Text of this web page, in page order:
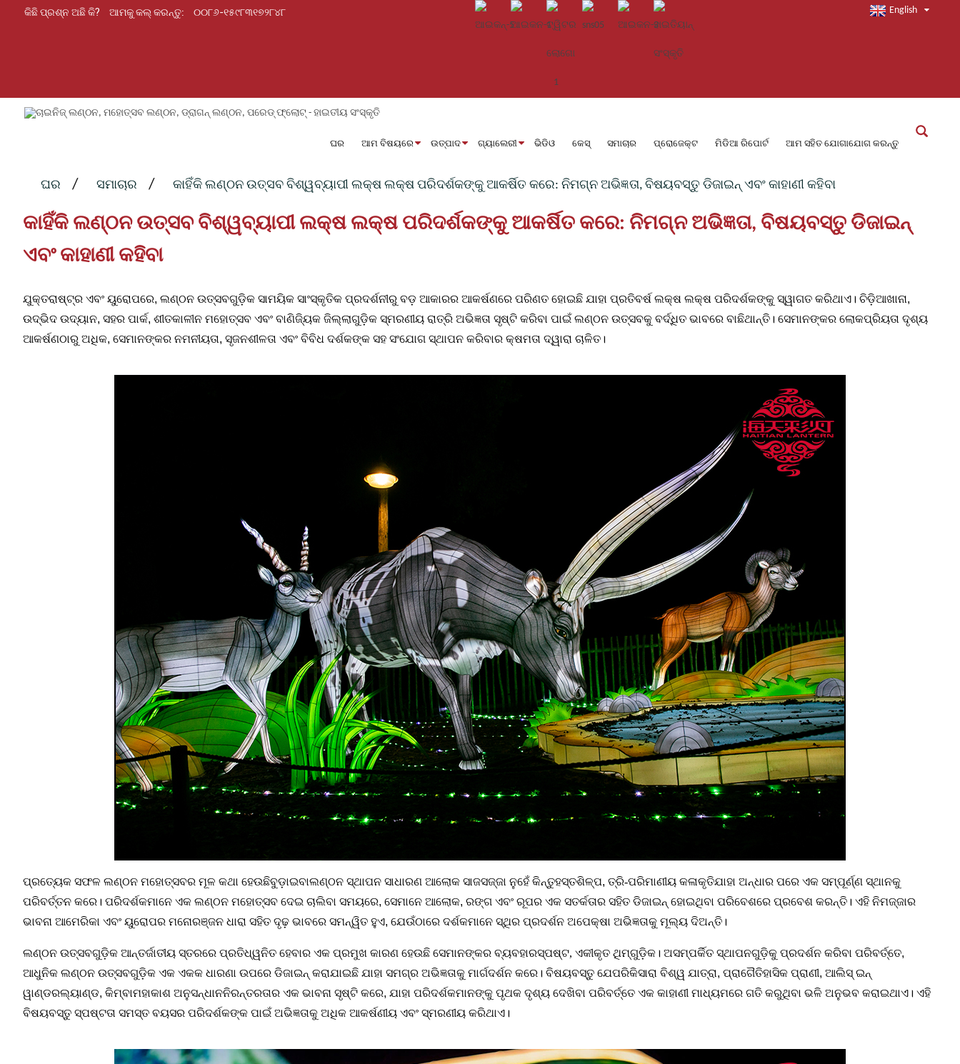
କିଛି ପ୍ରଶ୍ନ ଅଛି କି? ଆମକୁ କଲ୍ କରନ୍ତୁ: ୦୦୮୬-୧୫୯୮୩୧୭୨୮୪୮ English
ଘର ଆମ ବିଷୟରେ ଉତ୍ପାଦ ଗ୍ୟାଲେରୀ ଭିଡିଓ କେସ୍ ସମାଚାର ପ୍ରୋଜେକ୍ଟ ମିଡିଆ ରିପୋର୍ଟ ଆମ ସହିତ ଯୋଗାଯୋଗ କରନ୍ତୁ
ଘର ସମାଚାର କାହିଁକି ଲଣ୍ଠନ ଉତ୍ସବ ବିଶ୍ୱବ୍ୟାପୀ ଲକ୍ଷ ଲକ୍ଷ ପରିଦର୍ଶକଙ୍କୁ ଆକର୍ଷିତ କରେ: ନିମଗ୍ନ ଅଭିଜ୍ଞତା, ବିଷୟବସ୍ତୁ ଡିଜାଇନ୍ ଏବଂ କାହାଣୀ କହିବା
କାହିଁକି ଲଣ୍ଠନ ଉତ୍ସବ ବିଶ୍ୱବ୍ୟାପୀ ଲକ୍ଷ ଲକ୍ଷ ପରିଦର୍ଶକଙ୍କୁ ଆକର୍ଷିତ କରେ: ନିମଗ୍ନ ଅଭିଜ୍ଞତା, ବିଷୟବସ୍ତୁ ଡିଜାଇନ୍
ଏବଂ କାହାଣୀ କହିବା
ଯୁକ୍ତରାଷ୍ଟ୍ର ଏବଂ ୟୁରୋପରେ, ଲଣ୍ଠନ ଉତ୍ସବଗୁଡ଼ିକ ସାମୟିକ ସାଂସ୍କୃତିକ ପ୍ରଦର୍ଶନୀରୁ ବଡ଼ ଆକାରର ଆକର୍ଷଣରେ ପରିଣତ ହୋଇଛି ଯାହା ପ୍ରତିବର୍ଷ ଲକ୍ଷ ଲକ୍ଷ ପରିଦର୍ଶକଙ୍କୁ ସ୍ୱାଗତ କରିଥାଏ। ଚିଡ଼ିଆଖାନା,
ଉଦ୍ଭିଦ ଉଦ୍ୟାନ, ସହର ପାର୍କ, ଶୀତକାଳୀନ ମହୋତ୍ସବ ଏବଂ ବାଣିଜ୍ୟିକ ଜିଲ୍ଲାଗୁଡ଼ିକ ସ୍ମରଣୀୟ ରାତ୍ରି ଅଭିଜ୍ଞତା ସୃଷ୍ଟି କରିବା ପାଇଁ ଲଣ୍ଠନ ଉତ୍ସବକୁ ବର୍ଦ୍ଧିତ ଭାବରେ ବାଛିଥାନ୍ତି। ସେମାନଙ୍କର ଲୋକପ୍ରିୟତା ଦୃଶ୍ୟ
ଆକର୍ଷଣଠାରୁ ଅଧିକ, ସେମାନଙ୍କର ନମନୀୟତା, ସୃଜନଶୀଳତା ଏବଂ ବିବିଧ ଦର୍ଶକଙ୍କ ସହ ସଂଯୋଗ ସ୍ଥାପନ କରିବାର କ୍ଷମତା ଦ୍ୱାରା ଚାଳିତ।
ପ୍ରତ୍ୟେକ ସଫଳ ଲଣ୍ଠନ ମହୋତ୍ସବର ମୂଳ କଥା ହେଉଛିବୁଡ଼ାଇବାଲଣ୍ଠନ ସ୍ଥାପନ ସାଧାରଣ ଆଲୋକ ସାଜସଜ୍ଜା ନୁହେଁ କିନ୍ତୁହସ୍ତଶିଳ୍ପ, ତ୍ରି-ପରିମାଣୀୟ କଳାକୃତିଯାହା ଅନ୍ଧାର ପରେ ଏକ ସମ୍ପୂର୍ଣ୍ଣ ସ୍ଥାନକୁ
ପରିବର୍ତ୍ତନ କରେ। ପରିଦର୍ଶକମାନେ ଏକ ଲଣ୍ଠନ ମହୋତ୍ସବ ଦେଇ ଚାଲିବା ସମୟରେ, ସେମାନେ ଆଲୋକ, ରଙ୍ଗ ଏବଂ ରୂପର ଏକ ସତର୍କତାର ସହିତ ଡିଜାଇନ୍ ହୋଇଥିବା ପରିବେଶରେ ପ୍ରବେଶ କରନ୍ତି। ଏହି ନିମଜ୍ଜାର
ଭାବନା ଆମେରିକା ଏବଂ ୟୁରୋପର ମନୋରଞ୍ଜନ ଧାରା ସହିତ ଦୃଢ଼ ଭାବରେ ସମନ୍ୱିତ ହୁଏ, ଯେଉଁଠାରେ ଦର୍ଶକମାନେ ସ୍ଥିର ପ୍ରଦର୍ଶନ ଅପେକ୍ଷା ଅଭିଜ୍ଞତାକୁ ମୂଲ୍ୟ ଦିଅନ୍ତି।
ଲଣ୍ଠନ ଉତ୍ସବଗୁଡ଼ିକ ଆନ୍ତର୍ଜାତୀୟ ସ୍ତରରେ ପ୍ରତିଧ୍ୱନିତ ହେବାର ଏକ ପ୍ରମୁଖ କାରଣ ହେଉଛି ସେମାନଙ୍କର ବ୍ୟବହାରସ୍ପଷ୍ଟ, ଏକୀକୃତ ଥିମ୍‌ଗୁଡ଼ିକ । ଅସମ୍ପର୍କିତ ସ୍ଥାପନଗୁଡ଼ିକୁ ପ୍ରଦର୍ଶନ କରିବା ପରିବର୍ତ୍ତେ,
ଆଧୁନିକ ଲଣ୍ଠନ ଉତ୍ସବଗୁଡ଼ିକ ଏକ ଏକକ ଧାରଣା ଉପରେ ଡିଜାଇନ୍ କରାଯାଇଛି ଯାହା ସମଗ୍ର ଅଭିଜ୍ଞତାକୁ ମାର୍ଗଦର୍ଶନ କରେ। ବିଷୟବସ୍ତୁ ଯେପରିକିସାରା ବିଶ୍ୱ ଯାତ୍ରା, ପ୍ରାଗୈତିହାସିକ ପ୍ରାଣୀ, ଆଲିସ୍ ଇନ୍
ୱାଣ୍ଡରଲ୍ୟାଣ୍ଡ, କିମ୍ବାମହାକାଶ ଅନୁସନ୍ଧାନନିରନ୍ତରତାର ଏକ ଭାବନା ସୃଷ୍ଟି କରେ, ଯାହା ପରିଦର୍ଶକମାନଙ୍କୁ ପୃଥକ ଦୃଶ୍ୟ ଦେଖିବା ପରିବର୍ତ୍ତେ ଏକ କାହାଣୀ ମାଧ୍ୟମରେ ଗତି କରୁଥିବା ଭଳି ଅନୁଭବ କରାଇଥାଏ। ଏହି
ବିଷୟବସ୍ତୁ ସ୍ପଷ୍ଟତା ସମସ୍ତ ବୟସର ପରିଦର୍ଶକଙ୍କ ପାଇଁ ଅଭିଜ୍ଞତାକୁ ଅଧିକ ଆକର୍ଷଣୀୟ ଏବଂ ସ୍ମରଣୀୟ କରିଥାଏ।